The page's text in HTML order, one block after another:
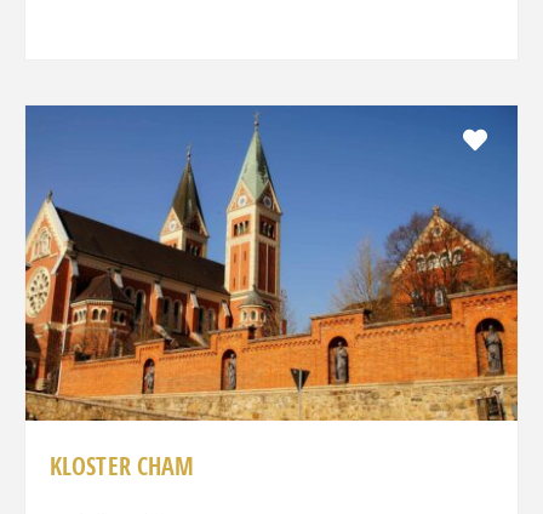
KLOSTER CHAM